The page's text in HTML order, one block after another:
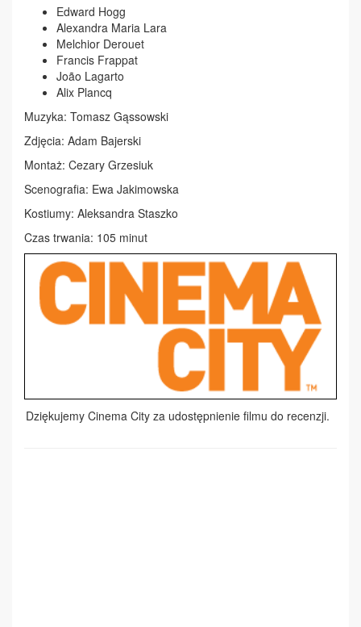
Edward Hogg
Alexandra Maria Lara
Melchior Derouet
Francis Frappat
João Lagarto
Alix Plancq
Muzyka: Tomasz Gąssowski
Zdjęcia: Adam Bajerski
Montaż: Cezary Grzesiuk
Scenografia: Ewa Jakimowska
Kostiumy: Aleksandra Staszko
Czas trwania: 105 minut
Dziękujemy Cinema City za udostępnienie filmu do recenzji.